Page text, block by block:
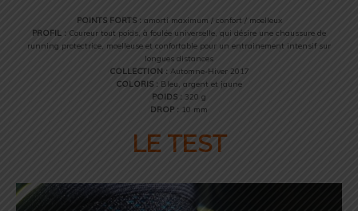
POINTS FORTS : amorti maximum / confort / moelleux
PROFIL : Coureur tout poids, à foulée universelle, qui désire une chaussure de
running protectrice, moelleuse et confortable pour un entrainement intensif sur
longues distances
COLLECTION :Automne-Hiver 2017
COLORIS : Bleu, argent et jaune
POIDS : 320 g
DROP : 10 mm
LE TEST